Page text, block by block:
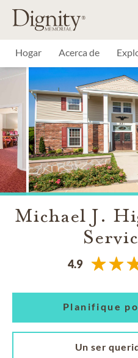
Hogar Acerca de
Michael J.
4.9
Planifique
Un ser